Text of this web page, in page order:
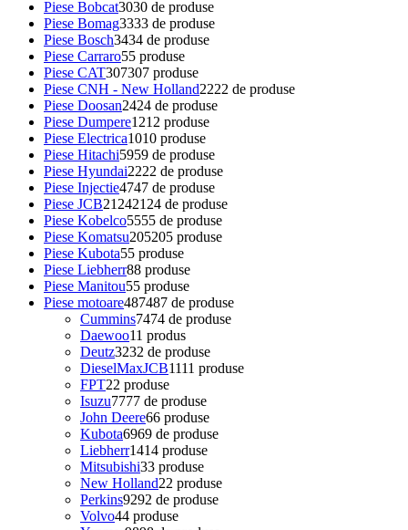
Piese Bobcat3030 de produse
Piese Bomag3333 de produse
Piese Bosch3434 de produse
Piese Carraro55 produse
Piese CAT307307 produse
Piese CNH - New Holland2222 de produse
Piese Doosan2424 de produse
Piese Dumpere1212 produse
Piese Electrica1010 produse
Piese Hitachi5959 de produse
Piese Hyundai2222 de produse
Piese Injectie4747 de produse
Piese JCB21242124 de produse
Piese Kobelco5555 de produse
Piese Komatsu205205 produse
Piese Kubota55 produse
Piese Liebherr88 produse
Piese Manitou55 produse
Piese motoare487487 de produse
Cummins7474 de produse
Daewoo11 produs
Deutz3232 de produse
DieselMaxJCB1111 produse
FPT22 produse
Isuzu7777 de produse
John Deere66 produse
Kubota6969 de produse
Liebherr1414 produse
Mitsubishi33 produse
New Holland22 produse
Perkins9292 de produse
Volvo44 produse